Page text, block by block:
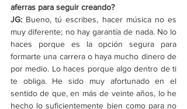
aferras para seguir creando?
JG: Bueno, tú escribes, hacer música no es
muy diferente; no hay garantía de nada. No lo
haces porque es la opción segura para
formarte una carrera o haya mucho dinero de
por medio. Lo haces porque algo dentro de ti
te obliga. He sido muy afortunado en el
sentido de que, en más de veinte años, lo he
hecho lo suficientemente bien como para no